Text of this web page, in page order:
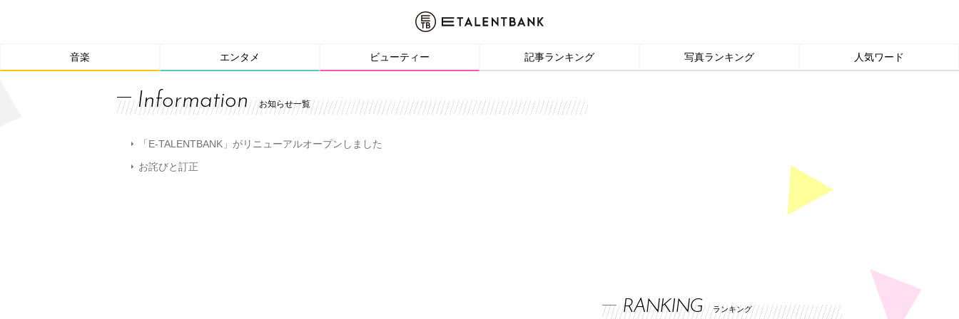
音楽 エンタメ ビューティー 記事ランキング 写真ランキング 人気ワード
Information お知らせ一覧
「E-TALENTBANK」がリニューアルオープンしました
お詫びと訂正
RANKING ランキング